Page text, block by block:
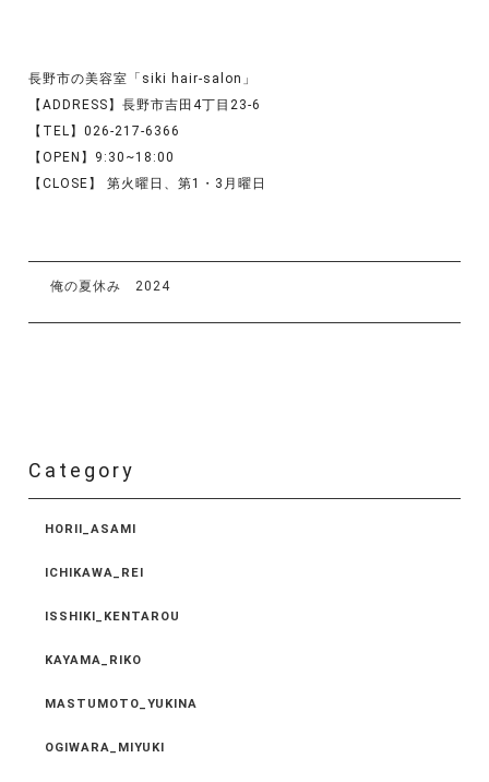
長野市の美容室「siki hair-salon」
【ADDRESS】長野市吉田4丁目23-6
【TEL】026-217-6366
【OPEN】9:30~18:00
【CLOSE】 第火曜日、第1・3月曜日
俺の夏休み 2024
Category
HORII_ASAMI
ICHIKAWA_REI
ISSHIKI_KENTAROU
KAYAMA_RIKO
MASTUMOTO_YUKINA
OGIWARA_MIYUKI